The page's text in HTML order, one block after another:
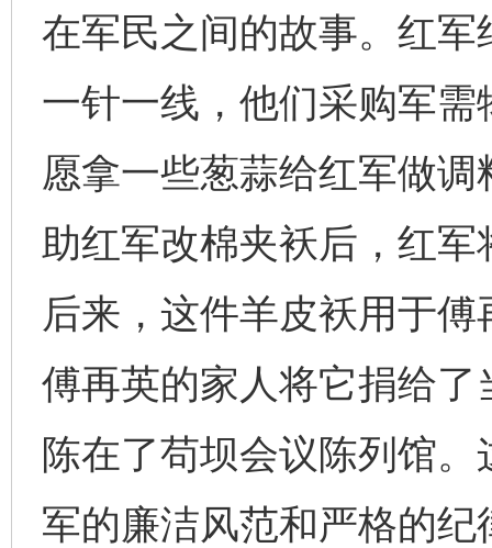
在军民之间的故事。红
一针一线，他们采购军
愿拿一些葱蒜给红军做
助红军改棉夹袄后，红
后来，这件羊皮袄用于
傅再英的家人将它捐给
陈在了苟坝会议陈列馆
军的廉洁风范和严格的